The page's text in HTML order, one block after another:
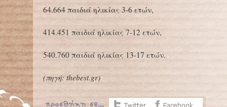
64.664 παιδιά ηλικίας 3-6 ετών,
414.451 παιδιά ηλικίας 7-12 ετών,
540.760 παιδιά ηλικίας 13-17 ετών.
(πηγή:thebest.gr)